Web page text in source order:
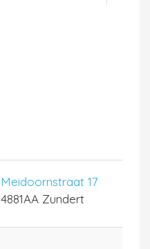
Meidoornstraat 17
4881AA Zundert